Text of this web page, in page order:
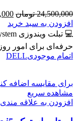
24,500,000 تومان
اصلیافزودن به سبد خرید
حرفه‌ای برای امور
اتمام موجودیDELL
برای مقایسه اضافه
مشاهده سریع
افزودن به علاقه مندی